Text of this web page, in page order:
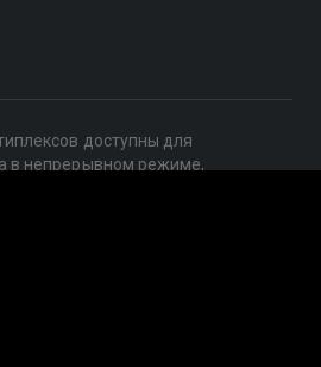
доступны для
в непрерывном режиме,